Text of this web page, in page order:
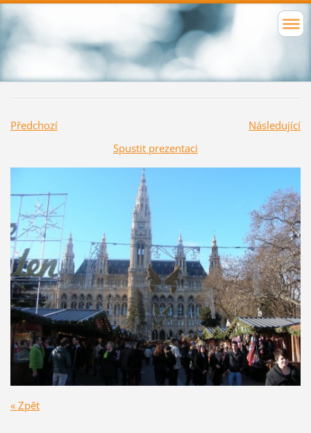
Předchozí
Následující
Spustit prezentaci
« Zpět